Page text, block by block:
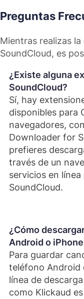
Preguntas
Mientras realizas
SoundCloud, es
¿Existe alguna
SoundCloud?
Sí, hay
disponibles para
navegadores,
Downloader for
prefieres
través de un
servicios en
SoundCloud.
¿Cómo
Android o
Para guardar
teléfono Android
línea de
como Klickaud